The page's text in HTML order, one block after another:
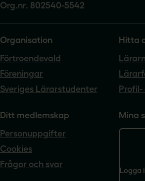
Org.nr. 802540-5542
Organisation
Förtroendevald
Föreningar
Sveriges Lärarstudenter
Hitta
Ditt medlemskap
Personuppgifter
Cookies
Frågor och svar
Mina
Logga